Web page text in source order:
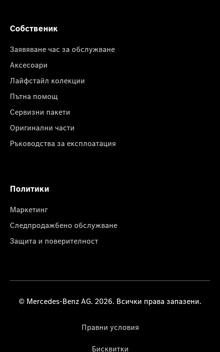
Собственик
Заявяване час за обслужване
Аксесоари
Лайфстайл колекции
Пътна помощ
Сервизни пакети
Оригинални части
Ръководства за експлоатация
Политики
Маркетинг
Следпродажбено обслужване
Защита и поверителност
© Mercedes-Benz AG. 2026. Всички права запазени.
Правни условия
Бисквитки